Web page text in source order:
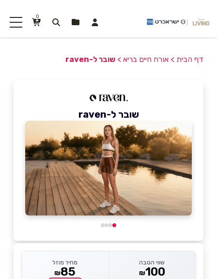
0
דף הבית > אורח חיים בריא > שובר ל-raven
שובר ל-raven
שווי הטבה
₪100
מחיר מוזל
₪85